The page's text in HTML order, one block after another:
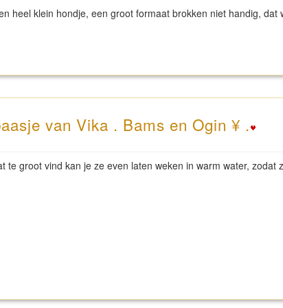
heel klein hondje, een groot formaat brokken niet handig, dat
van Vika . Bams en Ogin ¥ .
te groot vind kan je ze even laten weken in warm water,